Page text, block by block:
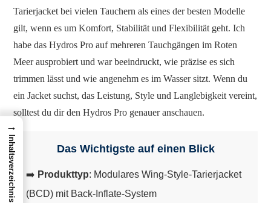
Tarierjacket bei vielen Tauchern als eines der besten Modelle
gilt, wenn es um Komfort, Stabilität und Flexibilität geht. Ich
habe das Hydros Pro auf mehreren Tauchgängen im Roten
Meer ausprobiert und war beeindruckt, wie präzise es sich
trimmen lässt und wie angenehm es im Wasser sitzt. Wenn du
ein Jacket suchst, das Leistung, Style und Langlebigkeit vereint,
solltest du dir den Hydros Pro genauer anschauen.
Das Wichtigste auf einen Blick
➡️ Produkttyp: Modulares Wing-Style-Tarierjacket
(BCD) mit Back-Inflate-System
→
Inhaltsverzeichnis